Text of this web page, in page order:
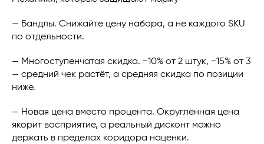
— Бандлы. Снижайте цену набора, а не каждого SKU
по отдельности.
— Многоступенчатая скидка. −10% от 2 штук, −15% от 3
— средний чек растёт, а средняя скидка по позиции
ниже.
— Новая цена вместо процента. Округлённая цена
якорит восприятие, а реальный дисконт можно
держать в пределах коридора наценки.